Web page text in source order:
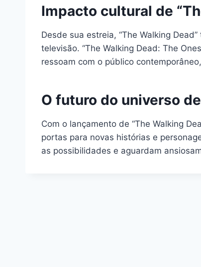
Impacto cultural de
Desde sua estreia, “The Walking
televisão. “The Walking Dead: The
ressoam com o público
O futuro do universo
Com o lançamento de “The Walking
portas para novas histórias e
as possibilidades e aguardam